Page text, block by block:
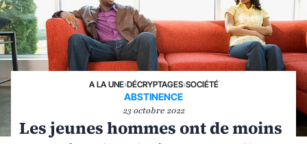
A LA UNE›DÉCRYPTAGES›SOCIÉTÉ
ABSTINENCE
23 octobre 2022
Les jeunes hommes ont de moins